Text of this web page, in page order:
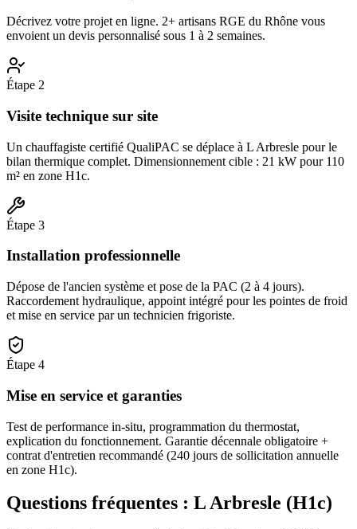
Décrivez votre projet en ligne. 2+ artisans RGE du Rhône vous
envoient un devis personnalisé sous 1 à 2 semaines.
Étape 2
Visite technique sur site
Un chauffagiste certifié QualiPAC se déplace à L Arbresle pour le
bilan thermique complet. Dimensionnement cible : 21 kW pour 110
m² en zone H1c.
Étape 3
Installation professionnelle
Dépose de l'ancien système et pose de la PAC (2 à 4 jours).
Raccordement hydraulique, appoint intégré pour les pointes de froid
et mise en service par un technicien frigoriste.
Étape 4
Mise en service et garanties
Test de performance in-situ, programmation du thermostat,
explication du fonctionnement. Garantie décennale obligatoire +
contrat d'entretien recommandé (240 jours de sollicitation annuelle
en zone H1c).
Questions fréquentes : L Arbresle (H1c)